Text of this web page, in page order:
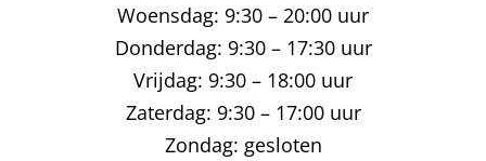
Onze merkenWoensdag: 9:30 – 20:00 uur
Donderdag: 9:30 – 17:30 uur
Vrijdag: 9:30 – 18:00 uur
Zaterdag: 9:30 – 17:00 uur
Zondag: gesloten